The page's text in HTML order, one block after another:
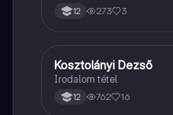
12 273 3
Magyar
Kosztolányi Dezső
Irodalom tétel
12 762 16